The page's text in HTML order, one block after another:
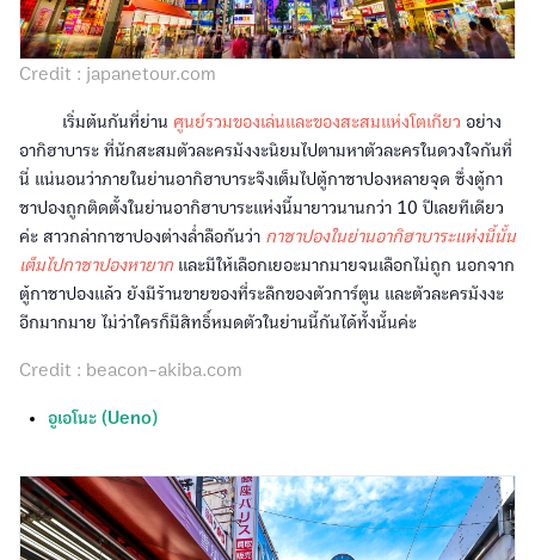
Credit : japanetour.com
เริ่มต้นกันที่ย่าน ศูนย์รวมของเล่นและของสะสมแห่งโตเกียว อย่าง
อากิฮาบาระ ที่นักสะสมตัวละครมังงะนิยมไปตามหาตัวละครในดวงใจกันที่
นี่ แน่นอนว่าภายในย่านอากิฮาบาระจึงเต็มไปตู้กาชาปองหลายจุด ซึ่งตู้กา
ชาปองถูกติดตั้งในย่านอากิฮาบาระแห่งนี้มายาวนานกว่า 10 ปีเลยทีเดียว
ค่ะ สาวกล่ากาชาปองต่างล่ำลือกันว่า กาชาปองในย่านอากิฮาบาระแห่งนี้นั้น
เต็มไปกาชาปองหายาก และมีให้เลือกเยอะมากมายจนเลือกไม่ถูก นอกจาก
ตู้กาชาปองแล้ว ยังมีร้านขายของที่ระลึกของตัวการ์ตูน และตัวละครมังงะ
อีกมากมาย ไม่ว่าใครก็มีสิทธิ์หมดตัวในย่านนี้กันได้ทั้งนั้นค่ะ
Credit : beacon-akiba.com
อูเอโนะ (Ueno)